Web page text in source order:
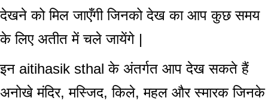
देखने को मिल जाएँगी जिनको देख का आप कुछ समय
के लिए अतीत में चले जायेंगे |
इन aitihasik sthal के अंतर्गत आप देख सकते हैं
अनोखे मंदिर, मस्जिद, किले, महल और स्मारक जिनके